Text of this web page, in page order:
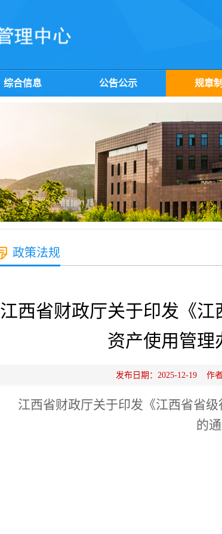
综合信息 公告公示 规章
政策法规
江西省财政厅关于印发《
资产使用管理
发布日期：2025-12-19
江西省财政厅关于印发《江西省省
的